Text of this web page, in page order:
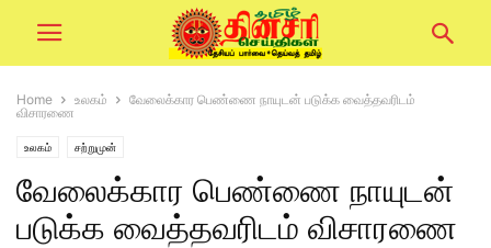
Home உலகம்
வேலைக்கார பெண்ணை நாயுடன் படுக்க வைத்தவரிடம்
விசாரணை
உலகம் சற்றுமுன்
வேலைக்கார பெண்ணை நாயுடன்
படுக்க வைத்தவரிடம் விசாரணை